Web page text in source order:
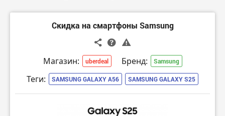
Скидка на смартфоны Samsung
Магазин: uberdeal Бренд: Samsung
Теги: SAMSUNG GALAXY A56 SAMSUNG GALAXY S25